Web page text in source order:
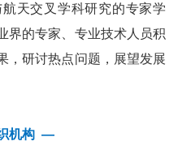
天交叉学科研究的专家学
界的专家、专业技术人员积
，研讨热点问题，展望发展
机构 —